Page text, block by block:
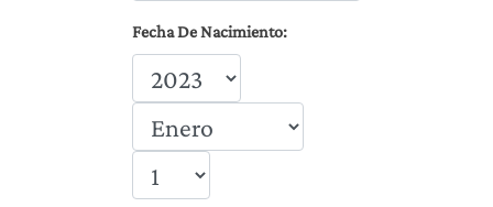
Fecha De Nacimiento: